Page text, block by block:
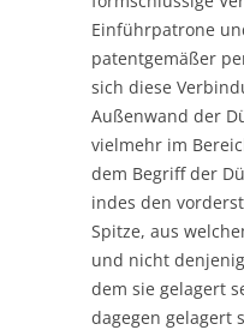
Einführpatrone
patentgemäßer
sich diese
Außenwand der
vielmehr im
dem Begriff der
indes den
Spitze, aus
und nicht
dem sie gelagert
dagegen gelagert